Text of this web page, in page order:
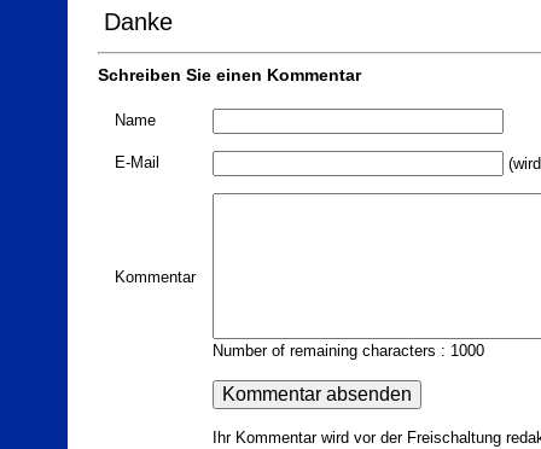
Danke
Schreiben Sie einen Kommentar
Name
E-Mail
Kommentar
Number of remaining characters : 1000
Ihr Kommentar wird vor der Freischaltung